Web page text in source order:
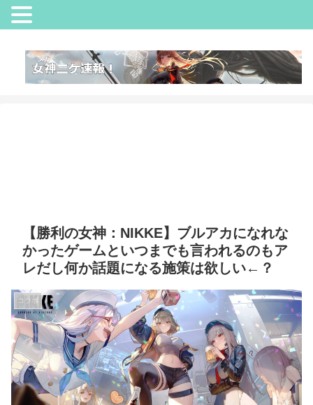
【勝利の女神：NIKKE】ブルアカになれな
かったゲームといつまでも言われるのもア
レだし何か話題になる施策は欲しい←？
コラボ